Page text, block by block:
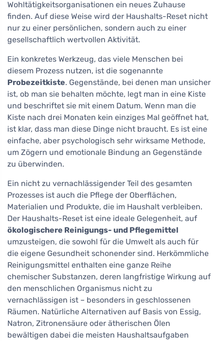
Wohltätigkeitsorganisationen ein neues Zuhause
finden. Auf diese Weise wird der Haushalts-Reset nicht
nur zu einer persönlichen, sondern auch zu einer
gesellschaftlich wertvollen Aktivität.
Ein konkretes Werkzeug, das viele Menschen bei
diesem Prozess nutzen, ist die sogenannte
Probezeitkiste. Gegenstände, bei denen man unsicher
ist, ob man sie behalten möchte, legt man in eine Kiste
und beschriftet sie mit einem Datum. Wenn man die
Kiste nach drei Monaten kein einziges Mal geöffnet hat,
ist klar, dass man diese Dinge nicht braucht. Es ist eine
einfache, aber psychologisch sehr wirksame Methode,
um Zögern und emotionale Bindung an Gegenstände
zu überwinden.
Ein nicht zu vernachlässigender Teil des gesamten
Prozesses ist auch die Pflege der Oberflächen,
Materialien und Produkte, die im Haushalt verbleiben.
Der Haushalts-Reset ist eine ideale Gelegenheit, auf
ökologischere Reinigungs- und Pflegemittel
umzusteigen, die sowohl für die Umwelt als auch für
die eigene Gesundheit schonender sind. Herkömmliche
Reinigungsmittel enthalten eine ganze Reihe
chemischer Substanzen, deren langfristige Wirkung auf
den menschlichen Organismus nicht zu
vernachlässigen ist – besonders in geschlossenen
Räumen. Natürliche Alternativen auf Basis von Essig,
Natron, Zitronensäure oder ätherischen Ölen
bewältigen dabei die meisten Haushaltsaufgaben